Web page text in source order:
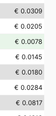
€ 0.0309
€ 0.0205
€ 0.0078
€ 0.0145
€ 0.0180
€ 0.0284
€ 0.0817